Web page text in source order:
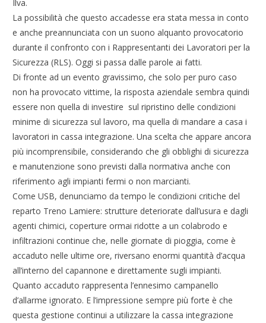
Ilva.
La possibilità che questo accadesse era stata messa in conto
e anche preannunciata con un suono alquanto provocatorio
durante il confronto con i Rappresentanti dei Lavoratori per la
Sicurezza (RLS). Oggi si passa dalle parole ai fatti.
Di fronte ad un evento gravissimo, che solo per puro caso
non ha provocato vittime, la risposta aziendale sembra quindi
essere non quella di investire sul ripristino delle condizioni
minime di sicurezza sul lavoro, ma quella di mandare a casa i
lavoratori in cassa integrazione. Una scelta che appare ancora
più incomprensibile, considerando che gli obblighi di sicurezza
e manutenzione sono previsti dalla normativa anche con
riferimento agli impianti fermi o non marcianti.
Come USB, denunciamo da tempo le condizioni critiche del
reparto Treno Lamiere: strutture deteriorate dall’usura e dagli
agenti chimici, coperture ormai ridotte a un colabrodo e
infiltrazioni continue che, nelle giornate di pioggia, come è
accaduto nelle ultime ore, riversano enormi quantità d’acqua
all’interno del capannone e direttamente sugli impianti.
Quanto accaduto rappresenta l’ennesimo campanello
d’allarme ignorato. E l’impressione sempre più forte è che
questa gestione continui a utilizzare la cassa integrazione